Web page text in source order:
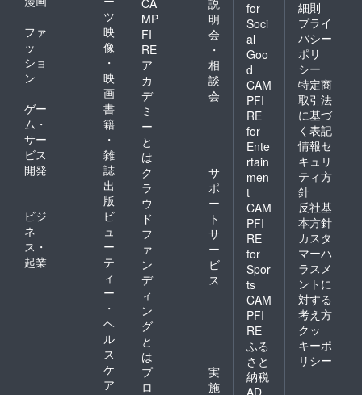
ツ
ファ
ッ
ショ
ン
映
像
・
映
画
ゲー
ム・
サー
ビス
開発
書
籍
・
雑
誌
出
版
ビジ
ネ
ス・
起業
ビ
ュ
ー
テ
ィ
ー
・
ヘ
ル
ス
ケ
ア
MP
FI
RE
ア
カ
デ
ミ
ー
と
は
明
会
・
相
談
会
ク
ラ
ウ
ド
フ
ァ
ン
デ
ィ
ン
グ
と
は
サ
ポ
ー
ト
サ
ー
ビ
ス
プ
ロ
実
施
for
Soci
al
Goo
d
CAM
PFI
RE
for
Ente
rtain
men
t
CAM
PFI
RE
for
Spor
ts
CAM
PFI
RE
ふる
さと
納税
AD
細則
プライ
バシー
ポリ
シー
特定商
取引法
に基づ
く表記
情報セ
キュリ
ティ方
針
反社基
本方針
カスタ
マーハ
ラスメ
ントに
対する
考え方
クッ
キーポ
リシー